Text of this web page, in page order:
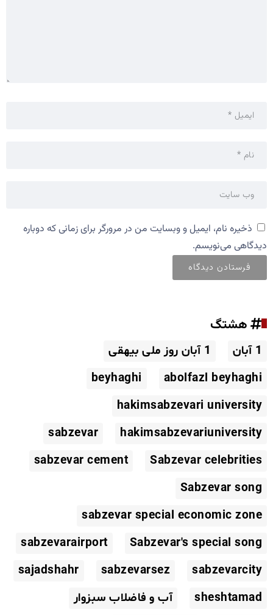
ذخیره نام، ایمیل و وبسایت من در مرورگر برای زمانی که دوباره
دیدگاهی می‌نویسم.
هشتگ
1 آبان
1 آبان روز ملی بیهقی
abolfazl beyhaghi
beyhaghi
hakimsabzevari university
hakimsabzevariuniversity
sabzevar
Sabzevar celebrities
sabzevar cement
Sabzevar song
sabzevar special economic zone
Sabzevar's special song
sabzevarairport
sabzevarcity
sabzevarsez
sajadshahr
sheshtamad
آب و فاضلاب سبزوار